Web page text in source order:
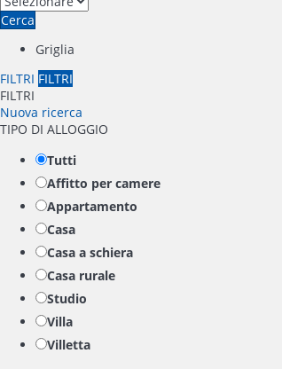
Cerca
Griglia
FILTRI FILTRI
FILTRI
Nuova ricerca
TIPO DI ALLOGGIO
Tutti
Affitto per camere
Appartamento
Casa
Casa a schiera
Casa rurale
Studio
Villa
Villetta